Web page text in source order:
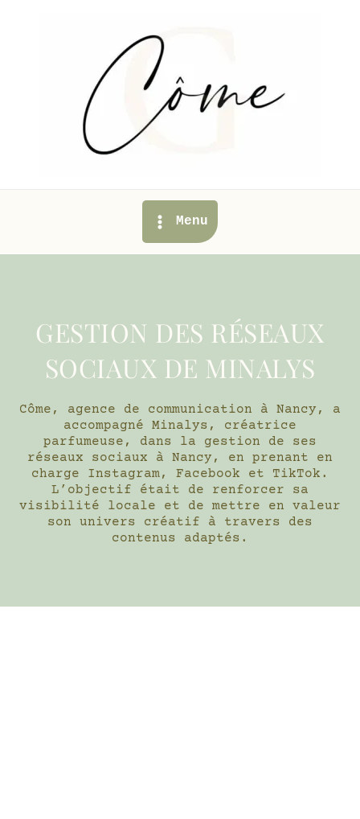
Main
Menu
Menu
GESTION DES RÉSEAUX
SOCIAUX DE MINALYS
Côme, agence de communication à Nancy, a
accompagné Minalys, créatrice
parfumeuse, dans la gestion de ses
réseaux sociaux à Nancy, en prenant en
charge Instagram, Facebook et TikTok.
L’objectif était de renforcer sa
visibilité locale et de mettre en valeur
son univers créatif à travers des
contenus adaptés.